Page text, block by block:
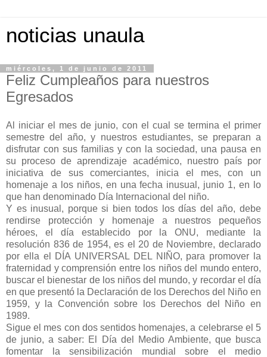
noticias unaula
miércoles, 1 de junio de 2011
Feliz Cumpleaños para nuestros
Egresados
Al iniciar el mes de junio, con el cual se termina el primer
semestre del año, y nuestros estudiantes, se preparan a
disfrutar con sus familias y con la sociedad, una pausa en
su proceso de aprendizaje académico, nuestro país por
iniciativa de sus comerciantes, inicia el mes, con un
homenaje a los niños, en una fecha inusual, junio 1, en lo
que han denominado Día Internacional del niño.
Y es inusual, porque si bien todos los días del año, debe
rendirse protección y homenaje a nuestros pequeños
héroes, el día establecido por la ONU, mediante la
resolución 836 de 1954, es el 20 de Noviembre, declarado
por ella el DÍA UNIVERSAL DEL NIÑO, para promover la
fraternidad y comprensión entre los niños del mundo entero,
buscar el bienestar de los niños del mundo, y recordar el día
en que presentó la Declaración de los Derechos del Niño en
1959, y la Convención sobre los Derechos del Niño en
1989.
Sigue el mes con dos sentidos homenajes, a celebrarse el 5
de junio, a saber: El Día del Medio Ambiente, que busca
fomentar la sensibilización mundial sobre el medio